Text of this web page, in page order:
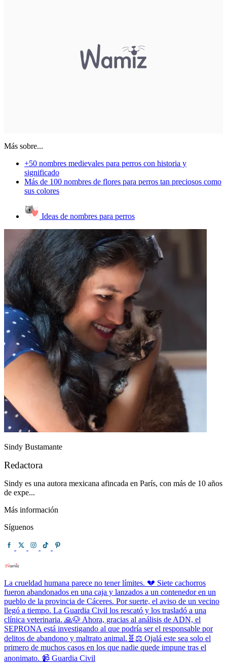
Más sobre...
+50 nombres medievales para perros con historia y
significado
Más de 100 nombres de flores para perros tan preciosos como
sus colores
Ideas de nombres para perros
Sindy Bustamante
Redactora
Sindy es una autora mexicana afincada en París, con más de 10 años
de expe...
Más información
Síguenos
La crueldad humana parece no tener límites. 💔 Siete cachorros
fueron abandonados en una caja y lanzados a un contenedor en un
pueblo de la provincia de Cáceres. Por suerte, el aviso de un vecino
llegó a tiempo. La Guardia Civil los rescató y los trasladó a una
clínica veterinaria. 🙏🐶 Ahora, gracias al análisis de ADN, el
SEPRONA está investigando al que podría ser el responsable por
delitos de abandono y maltrato animal.🧬⚖️ Ojalá este sea solo el
primero de muchos casos en los que nadie quede impune tras el
anonimato. 📹 Guardia Civil